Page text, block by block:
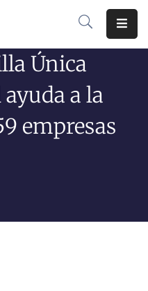
Única
a la
empresas